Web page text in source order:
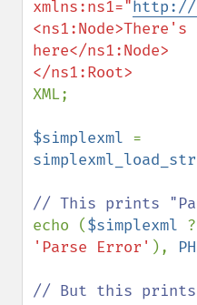
xmlns:ns1="http://
here</ns1:Node>
XML;
$simplexml
echo ($simplexml ?
'Parse Error' ),
// But this